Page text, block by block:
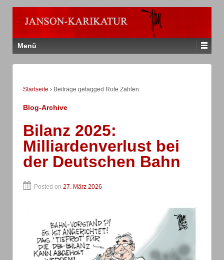
Menü
Startseite › Beiträge getagged Rote Zahlen
Blog-Archive
Bilanz 2025:
Milliardenverlust bei
der Deutschen Bahn
Posted on 27. März 2026